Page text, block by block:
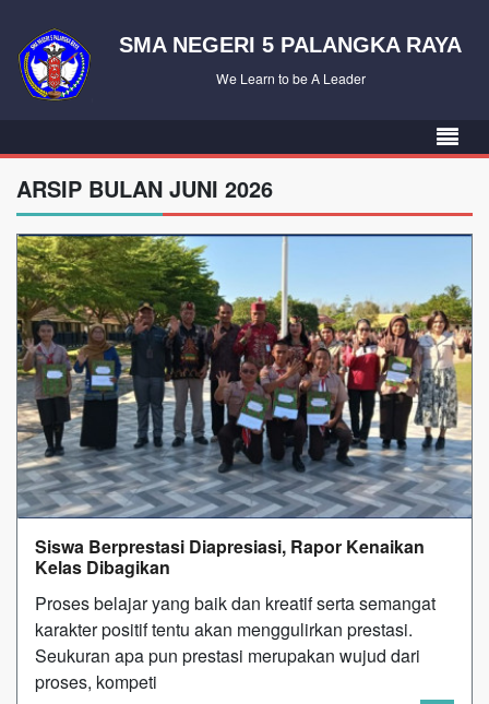
SMA NEGERI 5 PALANGKA RAYA
We Learn to be A Leader
ARSIP BULAN JUNI 2026
Siswa Berprestasi Diapresiasi, Rapor Kenaikan
Kelas Dibagikan
Proses belajar yang baik dan kreatif serta semangat
karakter positif tentu akan menggulirkan prestasi.
Seukuran apa pun prestasi merupakan wujud dari
proses, kompeti